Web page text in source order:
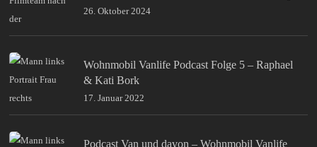
26. Oktober 2024
Wohnmobil Vanlife Podcast Folge 5 – Raphael
& Kati Bork
17. Januar 2022
Podcast Van und davon – Wohnmobil Vanlife